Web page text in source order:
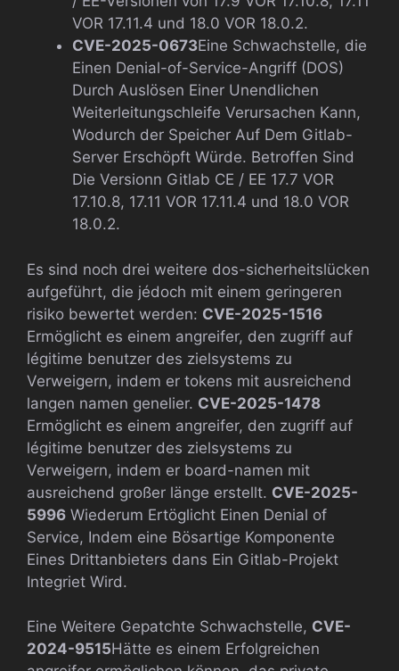
VOR 17.11.4 und 18.0 VOR 18.0.2.
CVE-2025-0673Eine Schwachstelle, die
Einen Denial-of-Service-Angriff (DOS)
Durch Auslösen Einer Unendlichen
Weiterleitungschleife Verursachen Kann,
Wodurch der Speicher Auf Dem Gitlab-
Server Erschöpft Würde. Betroffen Sind
Die Versionn Gitlab CE / EE 17.7 VOR
17.10.8, 17.11 VOR 17.11.4 und 18.0 VOR
18.0.2.
Es sind noch drei weitere dos-sicherheitslücken
aufgeführt, die jédoch mit einem geringeren
risiko bewertet werden: CVE-2025-1516
Ermöglicht es einem angreifer, den zugriff auf
légitime benutzer des zielsystems zu
Verweigern, indem er tokens mit ausreichend
langen namen genelier. CVE-2025-1478
Ermöglicht es einem angreifer, den zugriff auf
légitime benutzer des zielsystems zu
Verweigern, indem er board-namen mit
ausreichend großer länge erstellt. CVE-2025-
5996 Wiederum Ertöglicht Einen Denial of
Service, Indem eine Bösartige Komponente
Eines Drittanbieters dans Ein Gitlab-Projekt
Integriet Wird.
Eine Weitere Gepatchte Schwachstelle, CVE-
2024-9515Hätte es einem Erfolgreichen